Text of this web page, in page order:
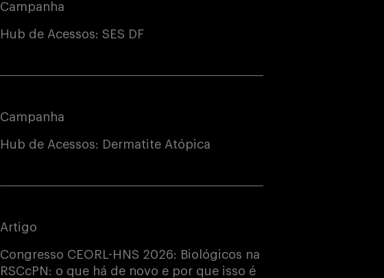
Campanha
Hub de Acessos: SES DF
Campanha
Hub de Acessos: Dermatite Atópica
Artigo
Congresso CEORL-HNS 2026: Biológicos na
RSCcPN: o que há de novo e por que isso é